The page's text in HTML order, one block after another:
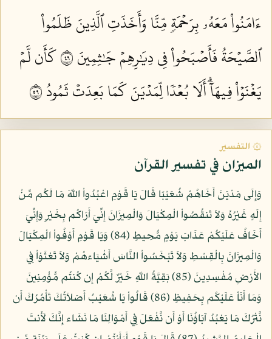
ءَامَنُواْ مَعَهُۥ بِرَحۡمَةٖ مِّنَّا وَأَخَذَتِ ٱلَّذِينَ ظَلَمُواْ
ٱلصَّيۡحَةُ فَأَصۡبَحُواْ فِي دِيَٰرِهِمۡ جَٰثِمِينَ ٩٤
كَأَن لَّمۡ
يَغۡنَوۡاْ فِيهَآۗ أَلَا بُعۡدٗا لِّمَدۡيَنَ كَمَا بَعِدَتۡ ثَمُودُ ٩٥
۞ التفسير
الميزان في تفسير القرآن
وَإِلَى مَدْيَنَ أَخَاهُمْ شُعَيْبًا قَالَ يَا قَوْمِ اعْبُدُواْ اللّهَ مَا لَكُم مِّنْ
إِلَهٍ غَيْرُهُ وَلاَ تَنقُصُواْ الْمِكْيَالَ وَالْمِيزَانَ إِنِّيَ أَرَاكُم بِخَيْرٍ وَإِنِّيَ
أَخَافُ عَلَيْكُمْ عَذَابَ يَوْمٍ مُّحِيطٍ (84) وَيَا قَوْمِ أَوْفُواْ الْمِكْيَالَ
وَالْمِيزَانَ بِالْقِسْطِ وَلاَ تَبْخَسُواْ النَّاسَ أَشْيَاءهُمْ وَلاَ تَعْثَوْاْ فِي
الأَرْضِ مُفْسِدِينَ (85) بَقِيَّةُ اللّهِ خَيْرٌ لَّكُمْ إِن كُنتُم مُّؤْمِنِينَ
وَمَا أَنَاْ عَلَيْكُم بِحَفِيظٍ (86) قَالُواْ يَا شُعَيْبُ أَصَلاَتُكَ تَأْمُرُكَ أَن
نَّتْرُكَ مَا يَعْبُدُ آبَاؤُنَا أَوْ أَن نَّفْعَلَ فِي أَمْوَالِنَا مَا نَشَاء إِنَّكَ لَأَنتَ